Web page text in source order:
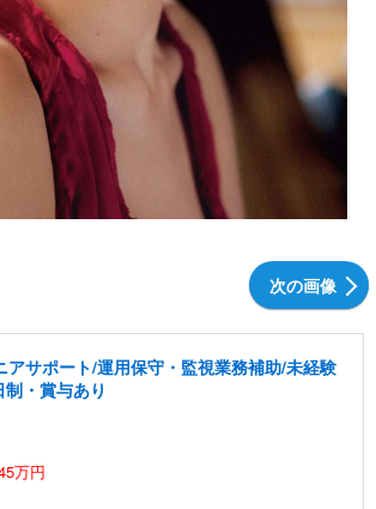
次の画像
アサポート/運用保守・監視業務補助/未経験
・賞与あり
万円